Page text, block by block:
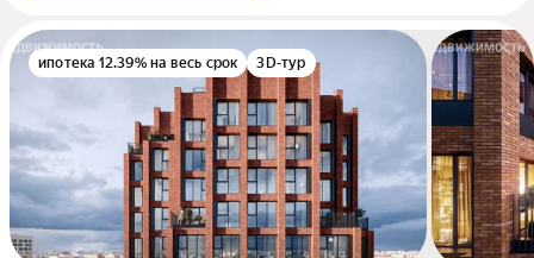
ипотека 12.39% на весь срок 3D-тур